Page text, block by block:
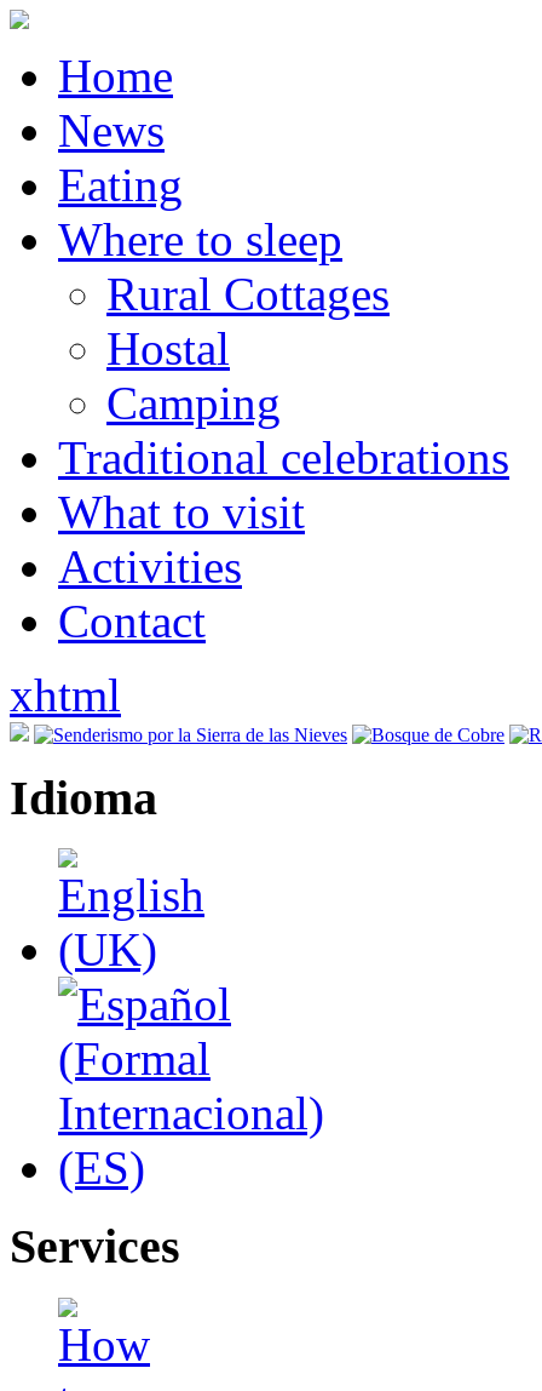
Home
News
Eating
Where to sleep
Rural Cottages
Hostal
Camping
Traditional celebrations
What to visit
Activities
Contact
xhtml
Idioma
Services